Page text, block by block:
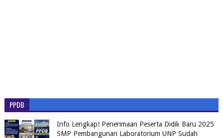
PPDB
Info Lengkap! Penerimaan Peserta Didik Baru 2025
SMP Pembangunan Laboratorium UNP Sudah